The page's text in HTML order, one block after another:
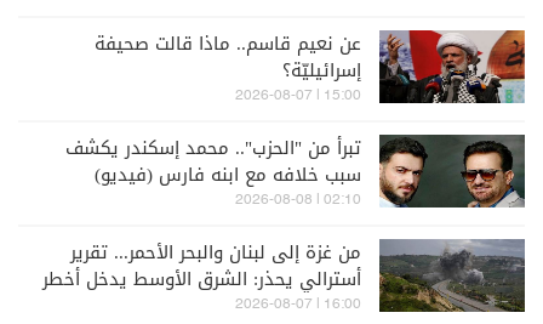
عن نعيم قاسم.. ماذا قالت صحيفة
إسرائيليّة؟
15:00 | 2026-08-07
تبرأ من "الحزب".. محمد إسكندر يكشف
سبب خلافه مع ابنه فارس (فيديو)
02:10 | 2026-08-08
من غزة إلى لبنان والبحر الأحمر... تقرير
أسترالي يحذر: الشرق الأوسط يدخل أخطر
مراحله
16:00 | 2026-08-07